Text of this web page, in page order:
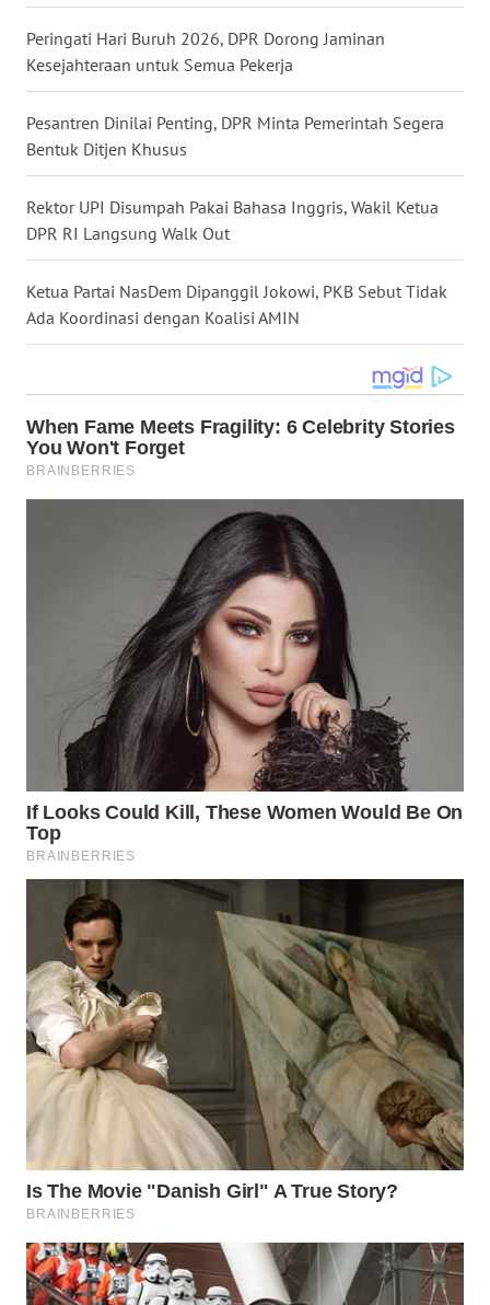
Peringati Hari Buruh 2026, DPR Dorong Jaminan
Kesejahteraan untuk Semua Pekerja
Pesantren Dinilai Penting, DPR Minta Pemerintah Segera
Bentuk Ditjen Khusus
Rektor UPI Disumpah Pakai Bahasa Inggris, Wakil Ketua
DPR RI Langsung Walk Out
Ketua Partai NasDem Dipanggil Jokowi, PKB Sebut Tidak
Ada Koordinasi dengan Koalisi AMIN
NUSANTARA
JOGJA
JATIM
BALI
WN
WN
KALTENG
KALTIM
WN
SULSEL
GORONTALO
WN
SULUT
WN
MALUKU
WN
MALUT
DAIRI
WN
DANAU
TOBA